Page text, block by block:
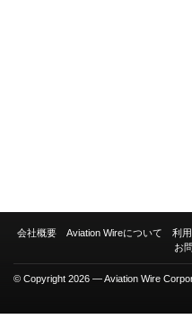
会社概要 Aviation Wireについて 利
お
© Copyright 2026 — Aviation Wire